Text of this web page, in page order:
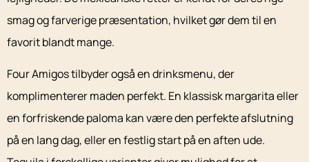
smag og farverige præsentation, hvilket gør dem til en
favorit blandt mange.
Four Amigos tilbyder også en drinksmenu, der
komplimenterer maden perfekt. En klassisk margarita eller
en forfriskende paloma kan være den perfekte afslutning
på en lang dag, eller en festlig start på en aften ude.